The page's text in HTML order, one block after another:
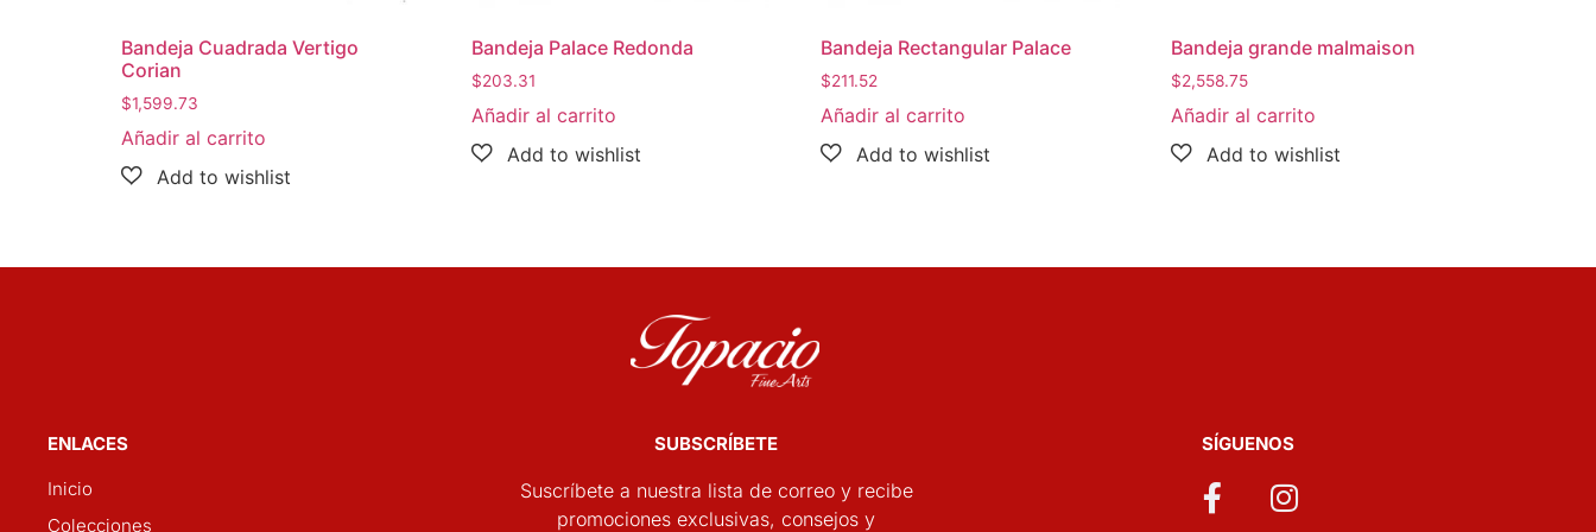
Bandeja Cuadrada Vertigo
Corian
$1,599.73
Añadir al carrito
Bandeja Palace Redonda
$203.31
Añadir al carrito
Bandeja Rectangular Palace
$211.52
Añadir al carrito
Bandeja grande malmaison
$2,558.75
Añadir al carrito
ENLACES
Inicio
Colecciones
SUBSCRÍBETE
Suscríbete a nuestra lista de correo y recibe
promociones exclusivas, consejos y
SÍGUENOS